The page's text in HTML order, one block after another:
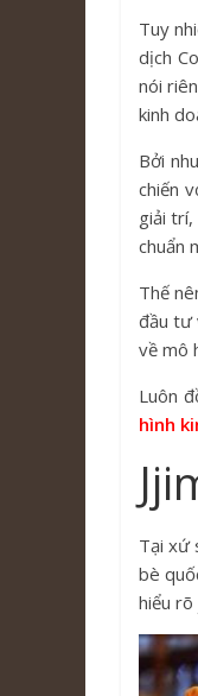
Tuy
dịch
nói
kinh
Bởi
chiến
giải
chuẩn
Thế
đầu tư
về mô
Luôn
hình
Tại xứ
bè
hiểu rõ